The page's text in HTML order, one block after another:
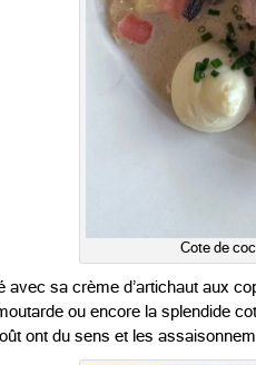
Cote de
avec sa crème d’artichaut aux
ou encore la splendide
ont du sens et les